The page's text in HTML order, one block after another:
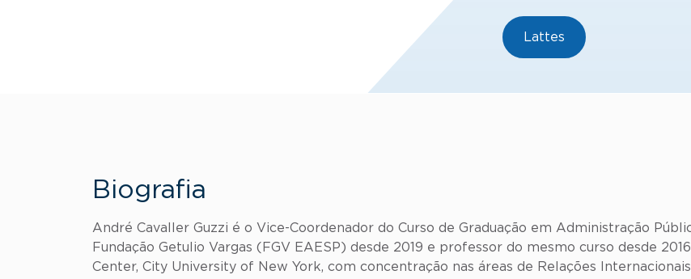
Lattes
Biografia
André Cavaller Guzzi é o Vice-Coordenador do Curso de Graduação em Administração
Fundação Getulio Vargas (FGV EAESP) desde 2019 e professor do mesmo curso desde
Center, City University of New York, com concentração nas áreas de Relações